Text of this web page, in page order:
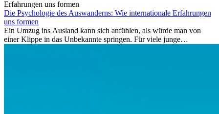
Die Psychologie des Auswanderns: Wie internationale Erfahrungen
uns formen
Ein Umzug ins Ausland kann sich anfühlen, als würde man von
einer Klippe in das Unbekannte springen. Für viele junge